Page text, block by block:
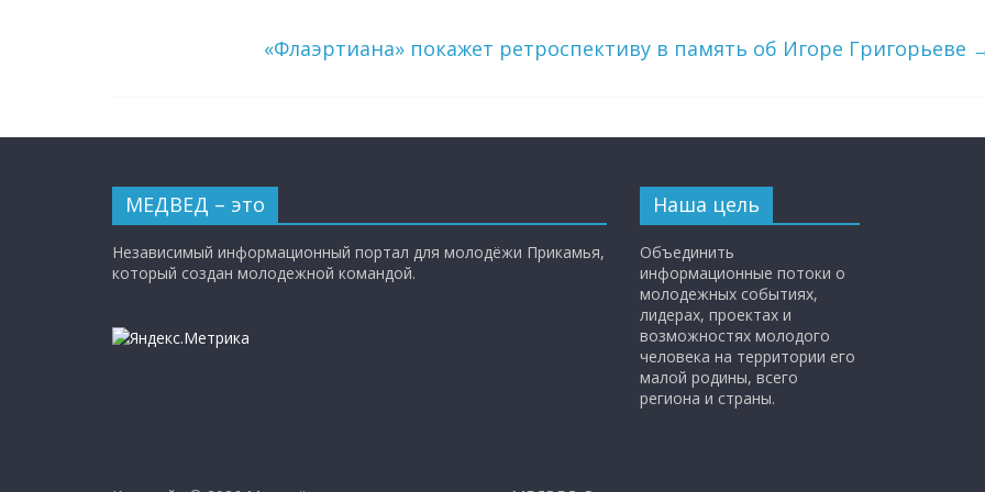
«Флаэртиана» покажет ретроспективу в память об Игоре Григорьеве
МЕДВЕД – это
Независимый информационный портал для молодёжи Прикамья,
который создан молодежной командой.
Наша цель
Объединить
информационные потоки о
молодежных событиях,
лидерах, проектах и
возможностях молодого
человека на территории его
малой родины, всего
региона и страны.